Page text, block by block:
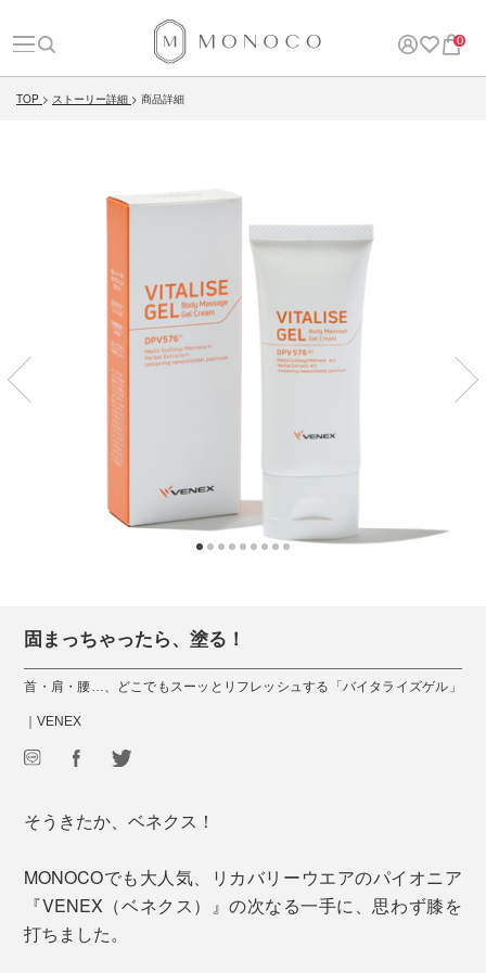
0
TOP ストーリー詳細 商品詳細
固まっちゃったら、塗る！
首・肩・腰…、どこでもスーッとリフレッシュする「バイタライズゲル」
｜VENEX
そうきたか、ベネクス！
MONOCOでも大人気、リカバリーウエアのパイオニア
『VENEX（ベネクス）』の次なる一手に、思わず膝を
打ちました。